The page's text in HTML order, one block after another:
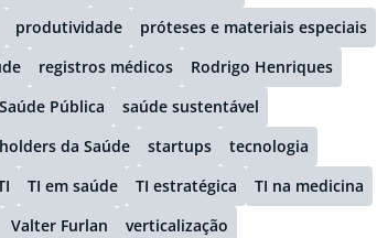
produtividade
próteses e materiais especiais
registros médicos
Rodrigo Henriques
Saúde Pública
saúde sustentável
da Saúde startups
tecnologia
TI em saúde TI estratégica
TI na medicina
Valter Furlan verticalização